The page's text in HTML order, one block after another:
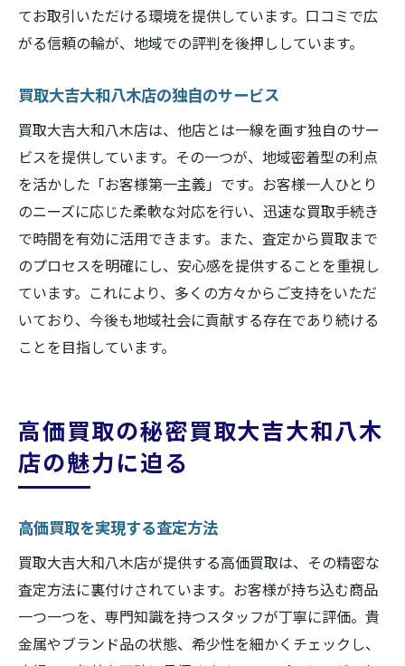
住民の期待に応える買取活動
信頼を生むコミュニケーション
てお取引いただける環境を提供しています。口コミで広
がる信頼の輪が、地域での評判を後押ししています。
買取大吉大和八木店の独自のサービス
買取大吉大和八木店は、他店とは一線を画す独自のサー
ビスを提供しています。その一つが、地域密着型の利点
を活かした「お客様第一主義」です。お客様一人ひとり
のニーズに応じた柔軟な対応を行い、迅速な買取手続き
で時間を有効に活用できます。また、査定から買取まで
のプロセスを明確にし、安心感を提供することを重視し
ています。これにより、多くの方々からご支持をいただ
いており、今後も地域社会に貢献する存在であり続ける
ことを目指しています。
高価買取の秘密買取大吉大和八木
店の魅力に迫る
高価買取を実現する査定方法
買取大吉大和八木店が提供する高価買取は、その精密な
査定方法に裏付けされています。お客様が持ち込む商品
一つ一つを、専門知識を持つスタッフが丁寧に評価。貴
金属やブランド品の状態、希少性を細かくチェックし、